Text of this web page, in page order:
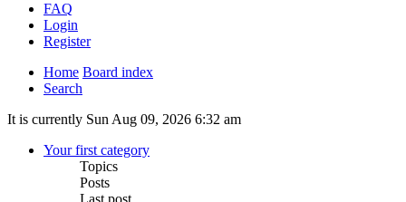
FAQ
Login
Register
Home Board index
Search
It is currently Sun Aug 09, 2026 6:32 am
Your first category
Topics
Posts